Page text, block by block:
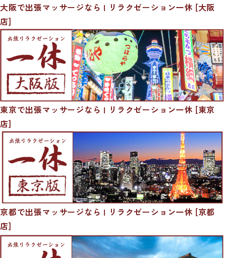
大阪で出張マッサージなら | リラクゼーション一休 [大阪
店]
東京で出張マッサージなら | リラクゼーション一休 [東京
店]
京都で出張マッサージなら | リラクゼーション一休 [京都
店]